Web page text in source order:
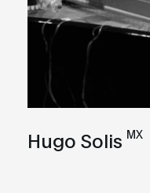
Hugo Solis MX